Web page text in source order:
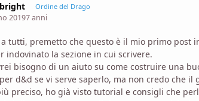
Ordine del Drago
20197 anni
tutti, premetto che questo è il mio primo
indovinato la sezione in cui scrivere.
bisogno di un aiuto su come costruire una
d&d se vi serve saperlo, ma non credo che il
preciso, ho già visto tutorial e consigli che